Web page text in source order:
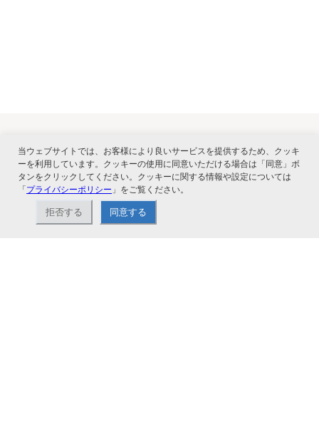
関連サービス
当ウェブサイトでは、お客様により良いサービスを提供するため、クッキ
ーを利用しています。クッキーの使用に同意いただける場合は「同意」ボ
タンをクリックしてください。クッキーに関する情報や設定については
「プライバシーポリシー 」をご覧ください。
拒否する 同意する